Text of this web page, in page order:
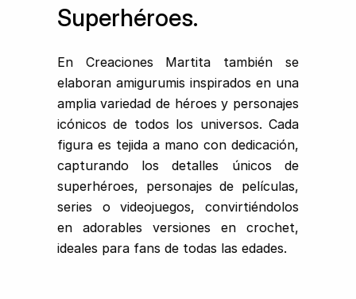
Superhéroes.
En Creaciones Martita también se
elaboran amigurumis inspirados en una
amplia variedad de héroes y personajes
icónicos de todos los universos. Cada
figura es tejida a mano con dedicación,
capturando los detalles únicos de
superhéroes, personajes de películas,
series o videojuegos, convirtiéndolos
en adorables versiones en crochet,
ideales para fans de todas las edades.